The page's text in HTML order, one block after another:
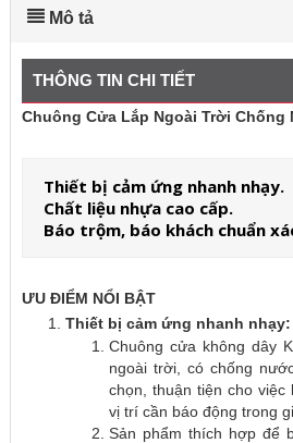
Mô tả
THÔNG TIN CHI TIẾT
Chuông Cửa Lắp Ngoài Trời Chống
Thiết bị cảm ứng nhanh nhạy.
Chất liệu nhựa cao cấp.
Báo trộm, báo khách chuẩn
ƯU ĐIỂM NỔI BẬT
Thiết bị cảm ứng nhanh nhạy:
Chuông cửa không dây
ngoài trời, có chống
chọn, thuận tiện cho việc
vị trí cần báo động trong
Sản phẩm thích hợp để